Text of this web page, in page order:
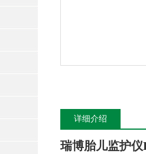
详细介绍
瑞博胎儿监护仪